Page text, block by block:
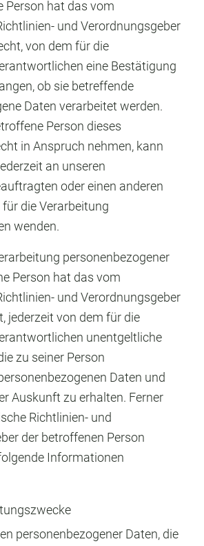
Person hat das vom
und Verordnungsgeber
von dem für die
eine Bestätigung
ob sie betreffende
Daten verarbeitet werden.
Person dieses
in Anspruch nehmen, kann
an unseren
oder einen anderen
die Verarbeitung
wenden.
personenbezogener
Person hat das vom
und Verordnungsgeber
jederzeit von dem für die
unentgeltliche
zu seiner Person
Daten und
Auskunft zu erhalten. Ferner
Richtlinien- und
der betroffenen Person
Informationen
personenbezogener Daten, die